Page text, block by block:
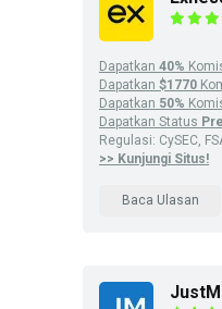
Dapatkan 40%
Dapatkan $1770
Dapatkan 50%
Dapatkan Status
Regulasi: CySEC,
>> Kunjungi Situs!
Baca Ulasan